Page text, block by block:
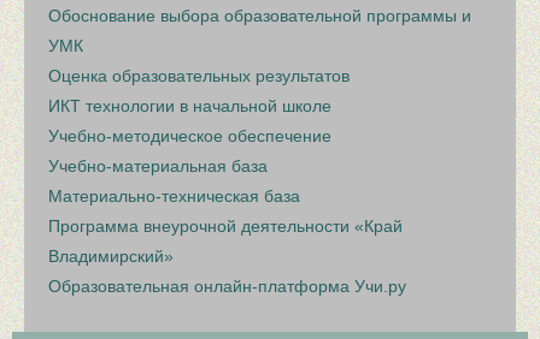
Обоснование выбора образовательной программы и
УМК
Оценка образовательных результатов
ИКТ технологии в начальной школе
Учебно-методическое обеспечение
Учебно-материальная база
Материально-техническая база
Программа внеурочной деятельности «Край
Владимирский»
Образовательная онлайн-платформа Учи.ру